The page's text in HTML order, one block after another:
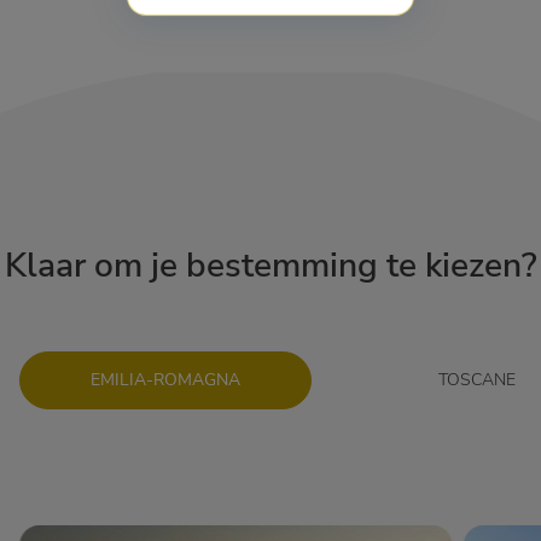
Klaar om je bestemming te kiezen?
EMILIA-ROMAGNA TOSCANE